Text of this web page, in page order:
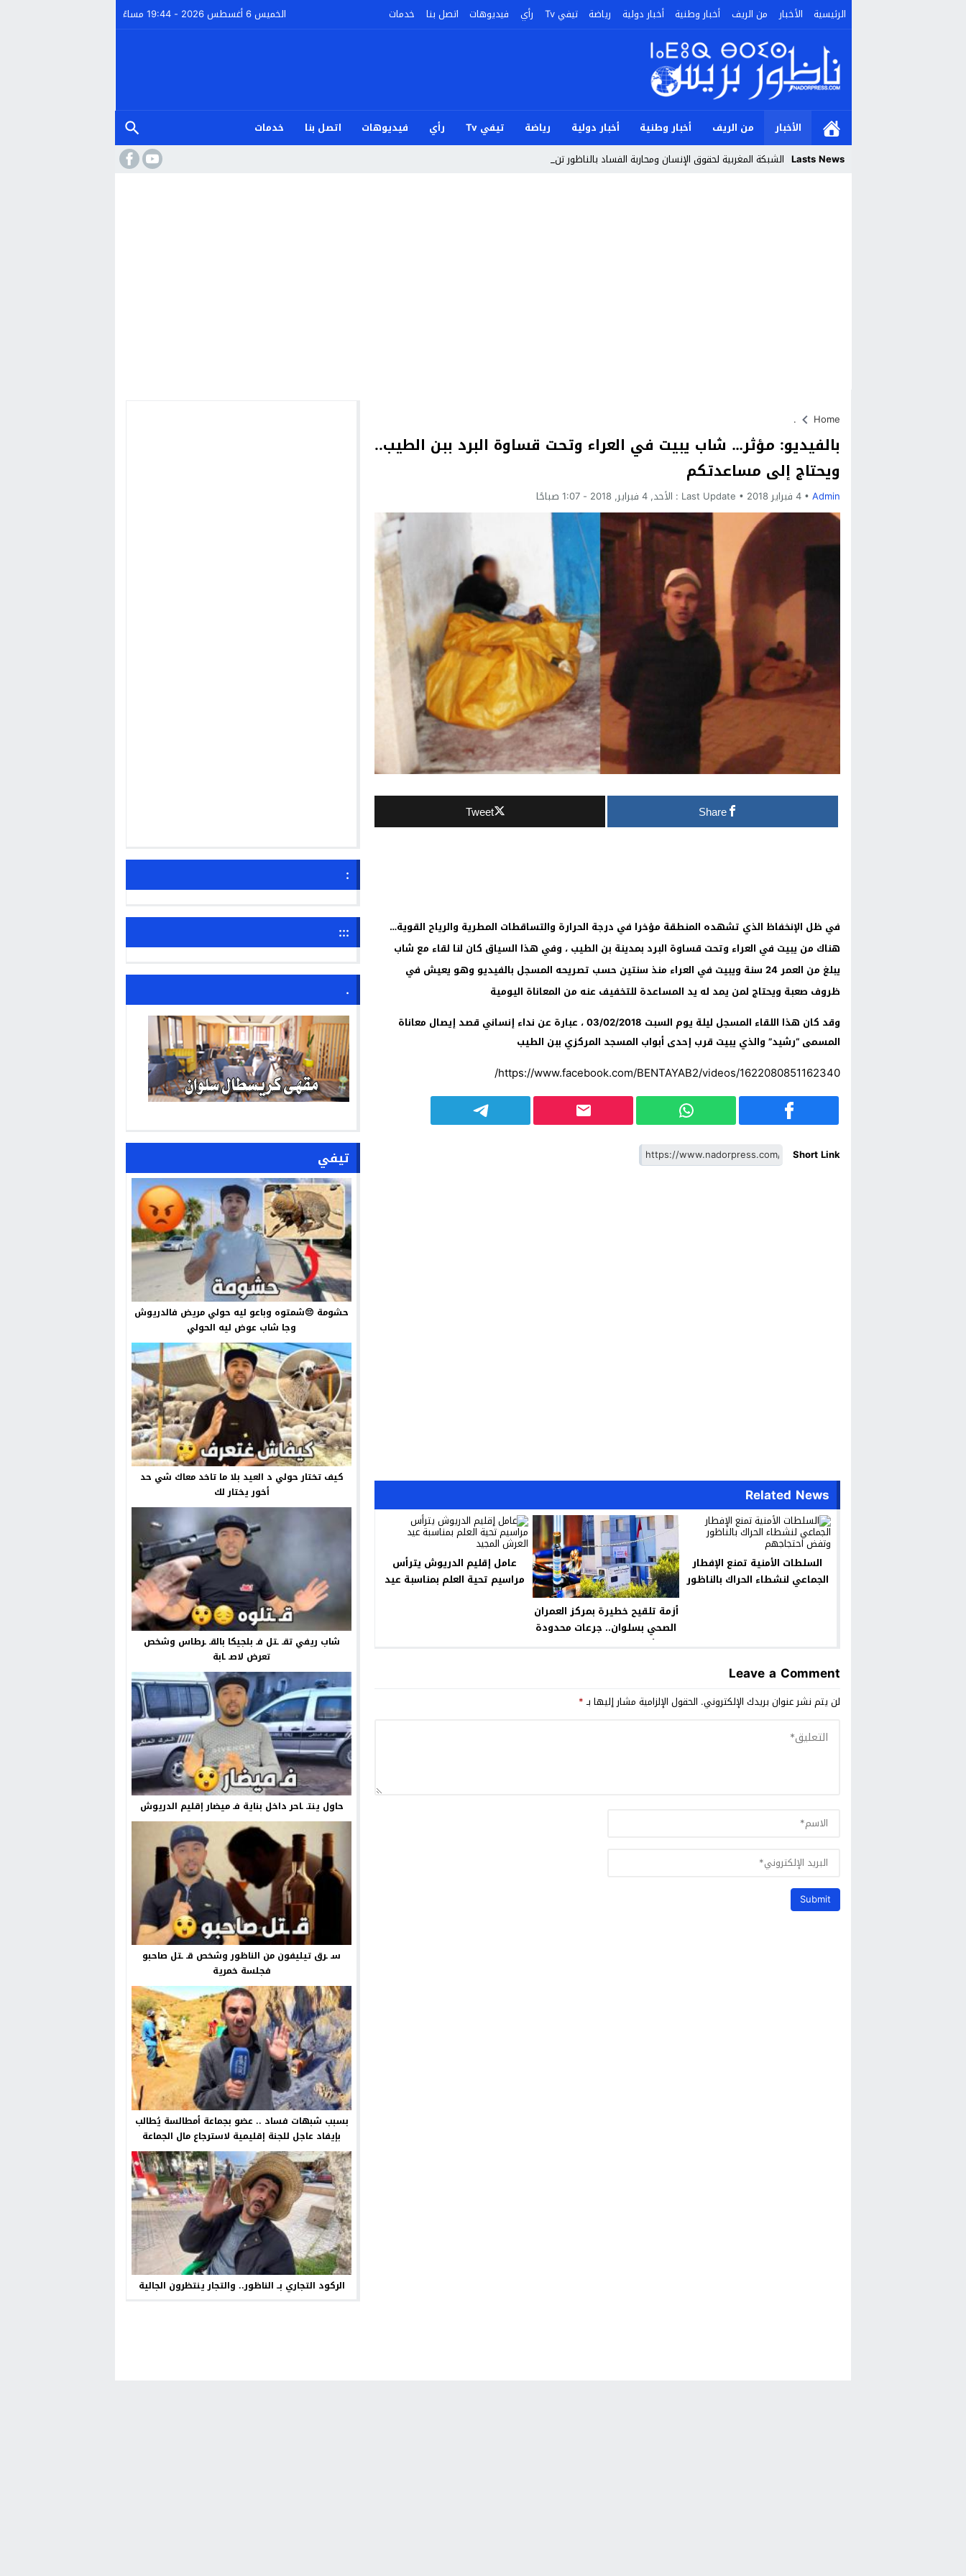
الرئيسية الأخبار من الريف أخبار وطنية أخبار دولية رياضة تيفي Tv رأي فيديوهات اتصل بنا خدمات الخميس 6 أغسطس 2026 - 19:44 مساءً
الأخبار من الريف أخبار وطنية أخبار دولية رياضة تيفي Tv رأي فيديوهات اتصل بنا
خدمات
Lasts News الشبكة المغربية لحقوق الإنسان ومحاربة الفساد بالناظور تندد بأحداث سبت _
Home
.
بالفيديو: مؤثر… شاب يبيت في العراء وتحت قساوة البرد ببن الطيب..
ويحتاج إلى مساعدتكم
Admin 4 فبراير 2018 Last Update : الأحد, 4 فبراير, 2018 - 1:07 صباحًا
Share
Tweet
في ظل الإنخفاظ الذي تشهده المنطقة مؤخرا في درجة الحرارة والتساقطات المطرية والرياح القوية…
هناك من يبيت في العراء وتحت قساوة البرد بمدينة بن الطيب ، وفي هذا السياق كان لنا لقاء مع شاب
يبلغ من العمر 24 سنة ويبيت في العراء منذ سنتين حسب تصريحه المسجل بالفيديو وهو يعيش في
ظروف صعبة ويحتاج لمن يمد له يد المساعدة للتخفيف عنه من المعاناة اليومية
وقد كان هذا اللقاء المسجل ليلة يوم السبت 03/02/2018 ، عبارة عن نداء إنساني قصد إيصال معاناة
المسمى “رشيد” والذي يبيت قرب إحدى أبواب المسجد المركزي ببن الطيب
https://www.facebook.com/BENTAYAB2/videos/1622080851162340/
Short Link
Related News
السلطات الأمنية تمنع الإفطار
الجماعي لنشطاء الحراك بالناظور
أزمة تلقيح خطيرة بمركز العمران
الصحي بسلوان.. جرعات محدودة
لأكثر من خمسين رضيعا
عامل إقليم الدريوش يترأس
مراسيم تحية العلم بمناسبة عيد
Leave a Comment
لن يتم نشر عنوان بريدك الإلكتروني. الحقول الإلزامية مشار إليها بـ*
:
:::
.
تيفي
حشومة 😔شمتوه وباعو ليه حولي مريض فالدريوش
وجا شاب عوض ليه الحولي
كيف تختار حولي د العيد بلا ما تاخد معاك شي حد
أخور يختار لك
شاب ريفي تقـ ـتل فـ بلجيكا بالقـ ـرطاس وشخص
تعرض لاصـ ـابة
حاول ينتـ ـاحر داخل بناية فـ ميضار إقليم الدريوش
سـ ـرق تيليفون من الناظور وشخص قـ ـتل صاحبو
فجلسة خمرية
بسبب شبهات فساد .. عضو بجماعة أمطالسة يُطالب
بإيفاد عاجل للجنة إقليمية لاسترجاع مال الجماعة
الركود التجاري بــ الناظور.. والتجار ينتظرون الجالية